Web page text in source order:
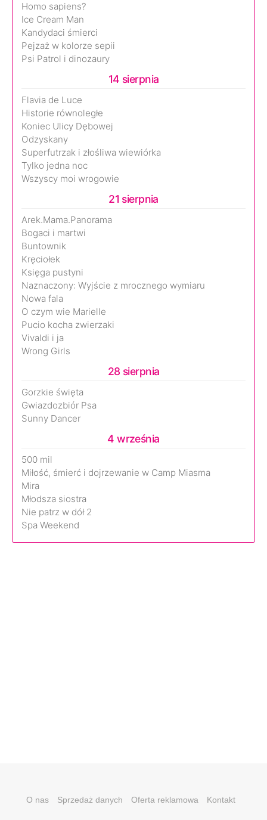
Homo sapiens?
Ice Cream Man
Kandydaci śmierci
Pejzaż w kolorze sepii
Psi Patrol i dinozaury
14 sierpnia
Flavia de Luce
Historie równoległe
Koniec Ulicy Dębowej
Odzyskany
Superfutrzak i złośliwa wiewiórka
Tylko jedna noc
Wszyscy moi wrogowie
21 sierpnia
Arek.Mama.Panorama
Bogaci i martwi
Buntownik
Kręciołek
Księga pustyni
Naznaczony: Wyjście z mrocznego wymiaru
Nowa fala
O czym wie Marielle
Pucio kocha zwierzaki
Vivaldi i ja
Wrong Girls
28 sierpnia
Gorzkie święta
Gwiazdozbiór Psa
Sunny Dancer
4 września
500 mil
Miłość, śmierć i dojrzewanie w Camp Miasma
Mira
Młodsza siostra
Nie patrz w dół 2
Spa Weekend
O nas Sprzedaż danych Oferta reklamowa Kontakt